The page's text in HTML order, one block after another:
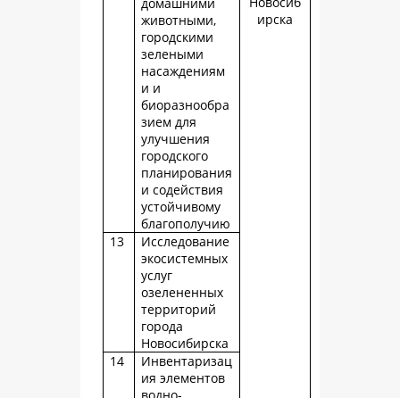
ирска
животными,
городскими
зелеными
насаждениям
и и
биоразнообра
зием для
улучшения
городского
планирования
и содействия
устойчивому
благополучию
13
Исследование
экосистемных
услуг
озелененных
территорий
города
Новосибирска
14
Инвентаризац
ия элементов